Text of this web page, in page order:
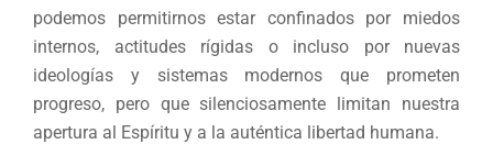
podemos permitirnos estar confinados por miedos
internos, actitudes rígidas o incluso por nuevas
ideologías y sistemas modernos que prometen
progreso, pero que silenciosamente limitan nuestra
apertura al Espíritu y a la auténtica libertad humana.